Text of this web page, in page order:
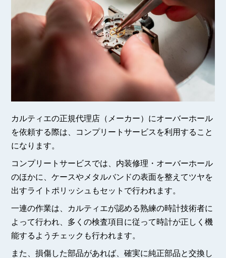
カルティエの正規代理店（メーカー）にオーバーホール
を依頼する際は、コンプリートサービスを利用すること
になります。
コンプリートサービスでは、内装修理・オーバーホール
のほかに、ケースやメタルバンドの表面を整えてツヤを
出すライトポリッシュもセットで行われます。
一連の作業は、カルティエが認める熟練の時計技術者に
よって行われ、多くの検査項目に従って時計が正しく機
能するようチェックも行われます。
また、損傷した部品があれば、確実に純正部品と交換し